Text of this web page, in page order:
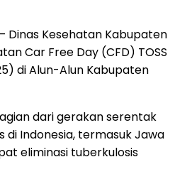
– Dinas Kesehatan Kabupaten
Car Free Day (CFD) TOSS
di Alun-Alun Kabupaten
dari gerakan serentak
Indonesia, termasuk Jawa
eliminasi tuberkulosis